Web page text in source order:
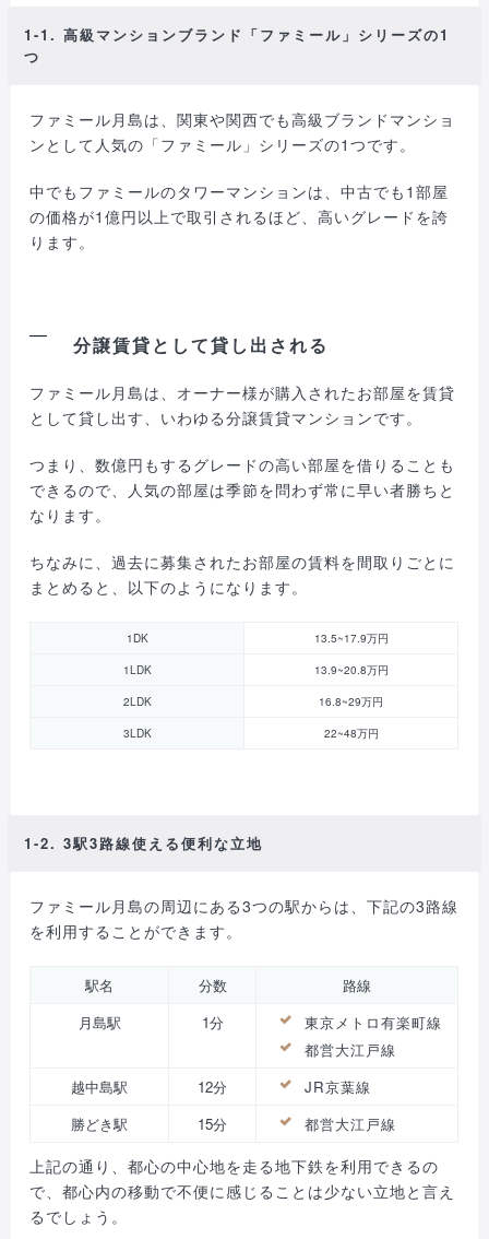
1-1. 高級マンションブランド「ファミール」シリーズの1
つ
ファミール月島は、関東や関西でも高級ブランドマンショ
ンとして人気の「ファミール」シリーズの1つです。
中でもファミールのタワーマンションは、中古でも1部屋
の価格が1億円以上で取引されるほど、高いグレードを誇
ります。
分譲賃貸として貸し出される
ファミール月島は、オーナー様が購入されたお部屋を賃貸
として貸し出す、いわゆる分譲賃貸マンションです。
つまり、数億円もするグレードの高い部屋を借りることも
できるので、人気の部屋は季節を問わず常に早い者勝ちと
なります。
ちなみに、過去に募集されたお部屋の賃料を間取りごとに
まとめると、以下のようになります。
1DK 13.5~17.9万円
1LDK 13.9~20.8万円
2LDK 16.8~29万円
3LDK 22~48万円
1-2. 3駅3路線使える便利な立地
ファミール月島の周辺にある3つの駅からは、下記の3路線
を利用することができます。
駅名 分数
路線
月島駅
1分
東京メトロ有楽町線
都営大江戸線
越中島駅
12分
JR京葉線
勝どき駅
15分 都営大江戸線
上記の通り、都心の中心地を走る地下鉄を利用できるの
で、都心内の移動で不便に感じることは少ない立地と言え
るでしょう。